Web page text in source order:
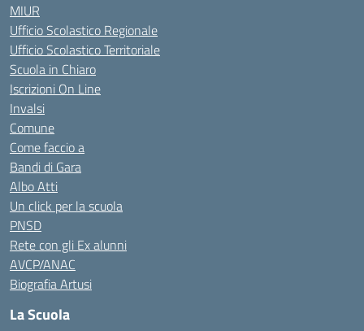
MIUR
Ufficio Scolastico Regionale
Ufficio Scolastico Territoriale
Scuola in Chiaro
Iscrizioni On Line
Invalsi
Comune
Come faccio a
Bandi di Gara
Albo Atti
Un click per la scuola
PNSD
Rete con gli Ex alunni
AVCP/ANAC
Biografia Artusi
La Scuola